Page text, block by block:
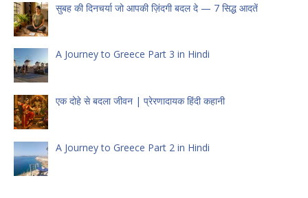
सुबह की दिनचर्या जो आपकी ज़िंदगी बदल दे — 7 सिद्ध आदतें
A Journey to Greece Part 3 in Hindi
एक दोहे से बदला जीवन | प्रेरणादायक हिंदी कहानी
A Journey to Greece Part 2 in Hindi